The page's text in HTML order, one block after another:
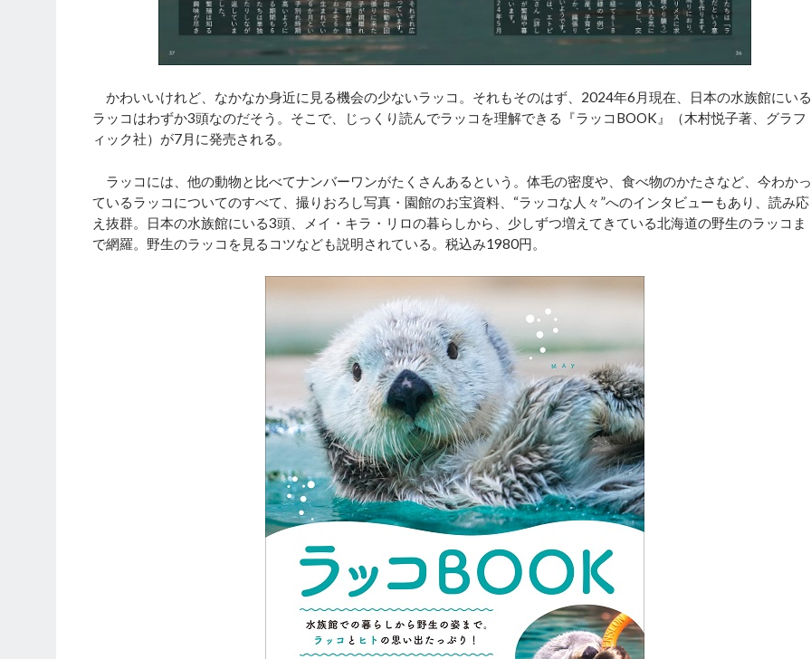
かわいいけれど、なかなか身近に見る機会の少ないラッコ。それもそのはず、2024年6月現在、日本の水族館にいる
ラッコはわずか3頭なのだそう。そこで、じっくり読んでラッコを理解できる『ラッコBOOK』（木村悦子著、グラフ
ィック社）が7月に発売される。
ラッコには、他の動物と比べてナンバーワンがたくさんあるという。体毛の密度や、食べ物のかたさなど、今わかっ
ているラッコについてのすべて、撮りおろし写真・園館のお宝資料、“ラッコな人々”へのインタビューもあり、読み応
え抜群。日本の水族館にいる3頭、メイ・キラ・リロの暮らしから、少しずつ増えてきている北海道の野生のラッコま
で網羅。野生のラッコを見るコツなども説明されている。税込み1980円。